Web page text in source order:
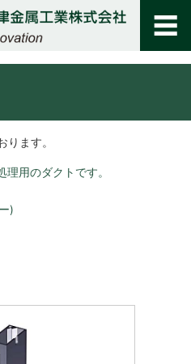
ます。
用のダクトです。
)